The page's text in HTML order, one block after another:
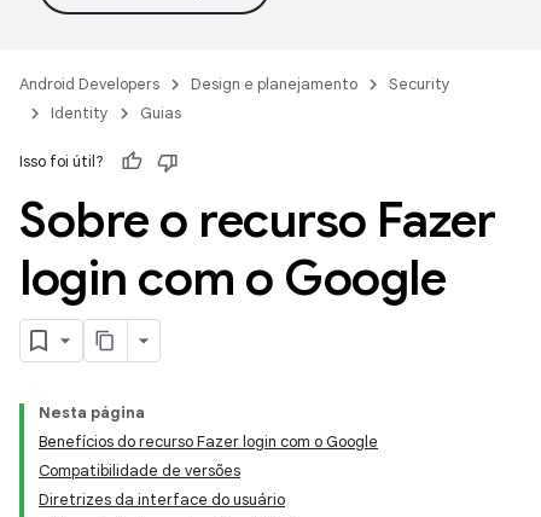
Android Developers Design e planejamento
Security
Identity
Guias
Isso foi útil?
Sobre o recurso Fazer
login com o Google
Nesta página
Benefícios do recurso Fazer login com o Google
Compatibilidade de versões
Diretrizes da interface do usuário